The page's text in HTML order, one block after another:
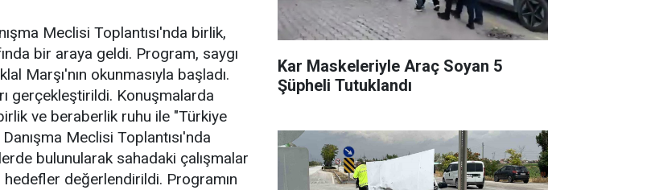
Meclisi Toplantısı'nda birlik,
bir araya geldi. Program, saygı
Marşı'nın okunmasıyla başladı.
gerçekleştirildi. Konuşmalarda
ve beraberlik ruhu ile "Türkiye
Meclisi Toplantısı'nda
bulunularak sahadaki çalışmalar
değerlendirildi. Programın
Kar Maskeleriyle Araç Soyan 5
Şüpheli Tutuklandı